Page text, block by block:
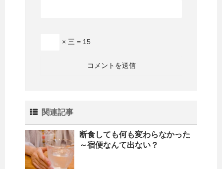
× 三 = 15
関連記事
断食しても何も変わらなかった
～宿便なんて出ない？